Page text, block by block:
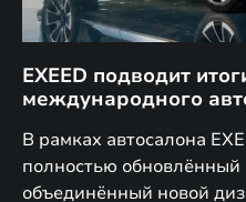
EXEED подводит
международного
В рамках автосалона
полностью
объединённый новой